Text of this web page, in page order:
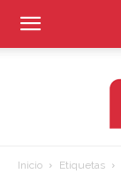
Inicio Etiquetas